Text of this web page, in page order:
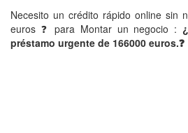
Necesito un crédito rápido online sin
euros ❓ para Montar un negocio :
préstamo urgente de 166000 euros.❓